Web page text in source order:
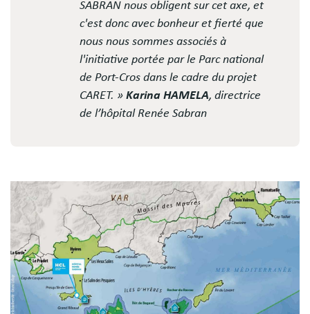
SABRAN nous obligent sur cet axe, et
c'est donc avec bonheur et fierté que
nous nous sommes associés à
l'initiative portée par le Parc national
de Port-Cros dans le cadre du projet
CARET. » Karina HAMELA, directrice
de l’hôpital Renée Sabran
Image